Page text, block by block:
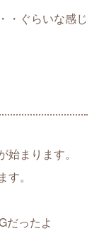
・ぐらいな感じ
まります。
。
だったよ